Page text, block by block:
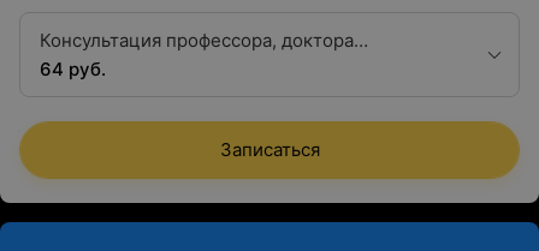
Консультация профессора, доктора
медицинских наук гинеколога-онколога
64 руб.
Записаться